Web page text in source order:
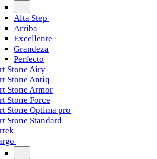
Alta Step
Arriba
Excellente
Grandeza
Perfecto
Stone Airy
Stone Antiq
Stone Armor
Stone Force
Stone Optima pro
Stone Standard